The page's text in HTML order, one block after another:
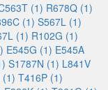
(1) R678Q (1)
(1) S567L (1)
(1) R102G (1)
E545G (1) E545A
S1787N (1) L841V
(1) T416P (1)